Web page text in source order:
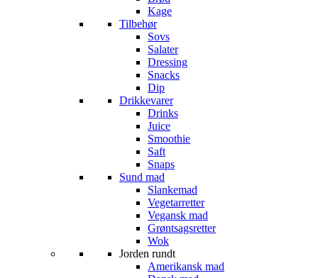
Kage
Tilbehør
Sovs
Salater
Dressing
Snacks
Dip
Drikkevarer
Drinks
Juice
Smoothie
Saft
Snaps
Sund mad
Slankemad
Vegetarretter
Vegansk mad
Grøntsagsretter
Wok
Jorden rundt
Amerikansk mad